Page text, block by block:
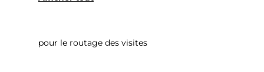
de Beaufort. Là, une escapade au château
pour le routage des visites